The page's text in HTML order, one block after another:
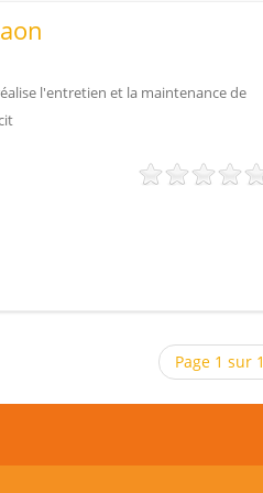
l'entretien et la maintenance de
Page 1 sur 1